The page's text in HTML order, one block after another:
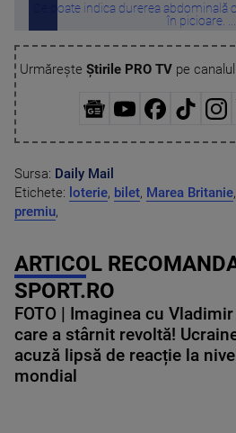
Ce poate indica durerea abdominală
în picioare. ...
Urmărește Știrile PRO TVpe
Sursa: Daily Mail
Etichete: loterie, bilet, Marea Britanie,
premiu,
ARTICOL
SPORT.RO
FOTO | Imaginea cu
care a stârnit revoltă!
acuză lipsă de reacție la nivel
mondial